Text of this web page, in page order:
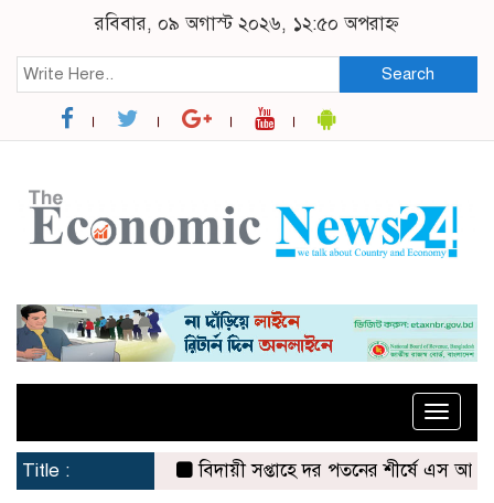
রবিবার, ০৯ অগাস্ট ২০২৬, ১২:৫০ অপরাহ্ন
Search
Toggle
Title :
বিদায়ী সপ্তাহে দর পতনের শীর্ষে এস আলম